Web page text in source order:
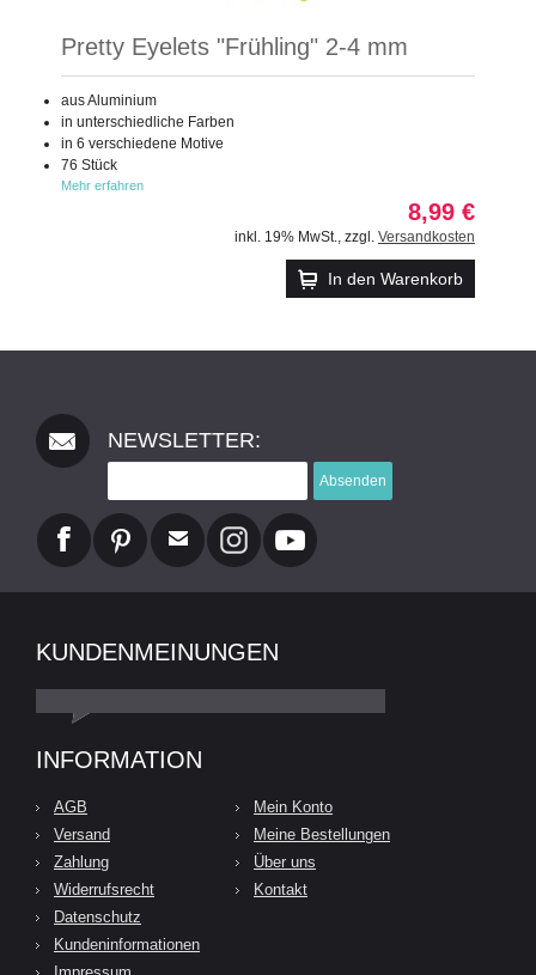
Pretty Eyelets "Frühling" 2-4 mm
aus Aluminium
in unterschiedliche Farben
in 6 verschiedene Motive
76 Stück
Mehr erfahren
8,99 €
inkl. 19% MwSt. zzgl. Versandkosten
In den Warenkorb
NEWSLETTER:
Absenden
KUNDENMEINUNGEN
INFORMATION
AGB
Versand
Zahlung
Widerrufsrecht
Datenschutz
Kundeninformationen
Mein Konto
Meine Bestellungen
Über uns
Kontakt